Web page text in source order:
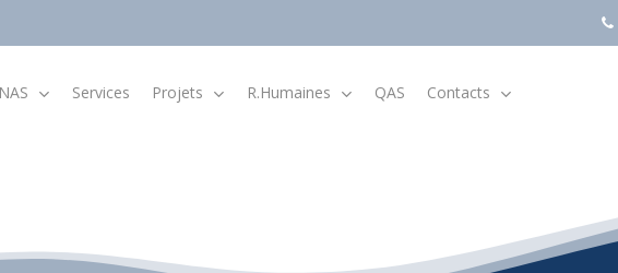
Indicateurs Économiques et
Services Projets R.Humaines QAS Contacts